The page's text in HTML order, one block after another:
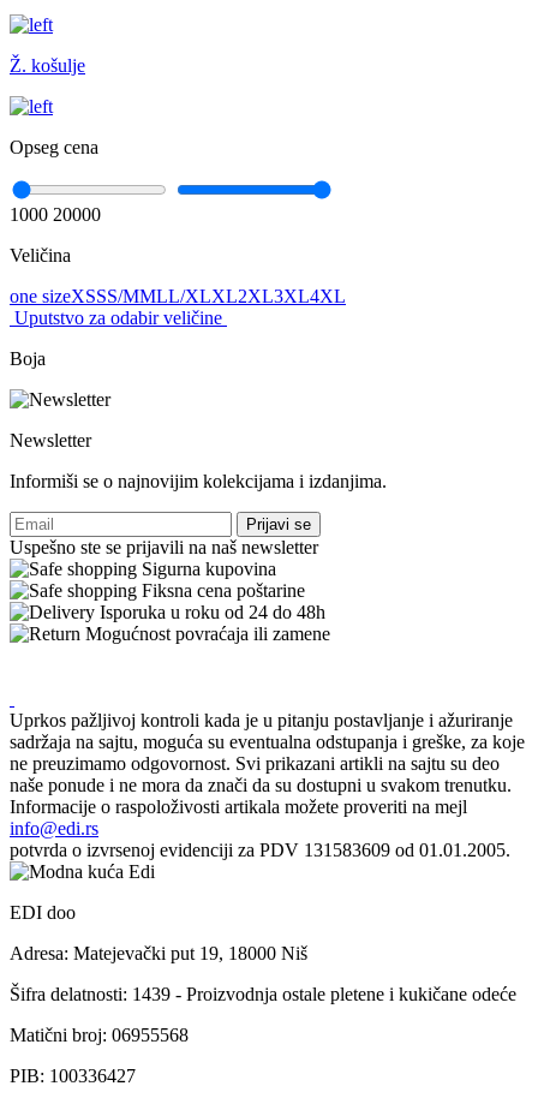
Ž. košulje
Opseg cena
1000 20000
Veličina
one sizeXSSS/MMLL/XLXL2XL3XL4XL
Uputstvo za odabir veličine
Boja
Newsletter
Informiši se o najnovijim kolekcijama i izdanjima.
Prijavi se
Uspešno ste se prijavili na naš newsletter
Sigurna kupovina
Fiksna cena poštarine
Isporuka u roku od 24 do 48h
Mogućnost povraćaja ili zamene
Uprkos pažljivoj kontroli kada je u pitanju postavljanje i ažuriranje
sadržaja na sajtu, moguća su eventualna odstupanja i greške, za koje
ne preuzimamo odgovornost. Svi prikazani artikli na sajtu su deo
naše ponude i ne mora da znači da su dostupni u svakom trenutku.
Informacije o raspoloživosti artikala možete proveriti na mejl
info@edi.rs
potvrda o izvrsenoj evidenciji za PDV 131583609 od 01.01.2005.
EDI doo
Adresa: Matejevački put 19, 18000 Niš
Šifra delatnosti: 1439 - Proizvodnja ostale pletene i kukičane odeće
Matični broj: 06955568
PIB: 100336427